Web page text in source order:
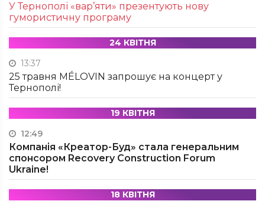
У Тернополі «вар’яти» презентують нову
гумористичну програму
24 КВІТНЯ
13:37
25 травня MÉLOVIN запрошує на концерт у
Тернополі!
19 КВІТНЯ
12:49
Компанія «Креатор-Буд» стала генеральним
спонсором Recovery Construction Forum
Ukraine!
18 КВІТНЯ